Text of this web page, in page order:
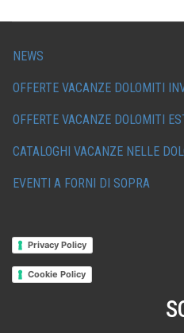
NEWS
OFFERTE VACANZE DOLOMITI
OFFERTE VACANZE DOLOMITI
CATALOGHI VACANZE NELLE
EVENTI A FORNI DI SOPRA
Privacy Policy
Cookie Policy